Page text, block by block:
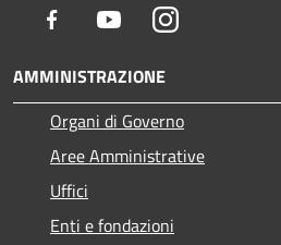
Facebook YoutubeInstagram
AMMINISTRAZIONE
Organi di Governo
Aree Amministrative
Uffici
Enti e fondazioni